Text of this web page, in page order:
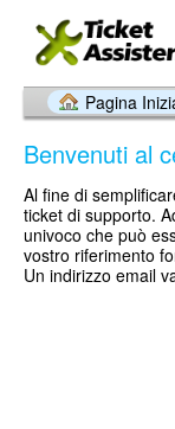
Pagina
Benvenuti al
Al fine di
ticket di supporto.
univoco che può
vostro riferimento
Un indirizzo email